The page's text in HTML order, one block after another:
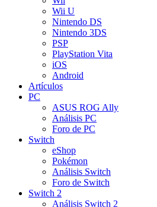
Wii U
Nintendo DS
Nintendo 3DS
PSP
PlayStation Vita
iOS
Android
Artículos
PC
ASUS ROG Ally
Análisis PC
Foro de PC
Switch
eShop
Pokémon
Análisis Switch
Foro de Switch
Switch 2
Análisis Switch 2